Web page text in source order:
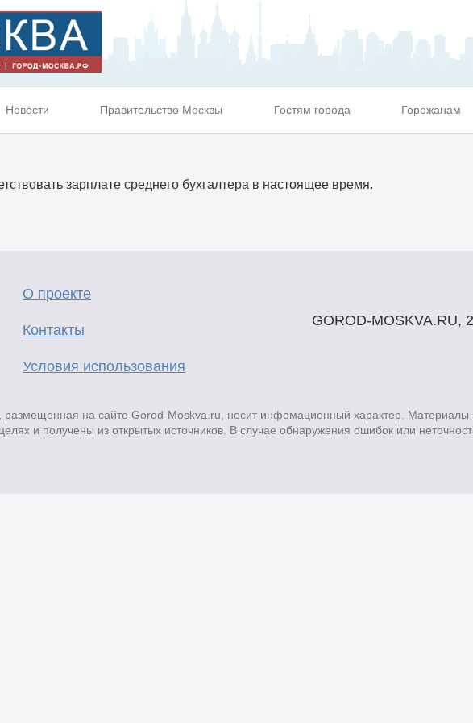
Новости Правительство Москвы Гостям города Горожанам
зарплате среднего бухгалтера в настоящее время.
О проекте
Контакты
Условия использования
GOROD-MOSKVA.RU,
на сайте Gorod-Moskva.ru, носит инфомационный характер. Материалы
и получены из открытых источников. В случае обнаружения ошибок или